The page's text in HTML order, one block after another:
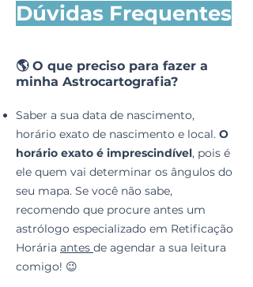
Dúvidas Frequentes
🌎 O que preciso para fazer a
minha Astrocartografia?
Saber a sua data de nascimento,
horário exato de nascimento e local. O
horário exato é imprescindível, pois é
ele quem vai determinar os ângulos do
seu mapa. Se você não sabe,
recomendo que procure antes um
astrólogo especializado em Retificação
Horária antes de agendar a sua leitura
comigo! 😉